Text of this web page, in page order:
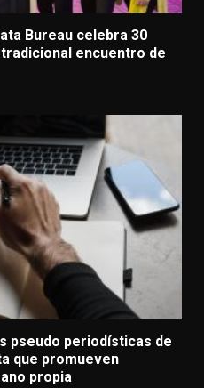
Bureau celebra 30
encuentro de
pseudo periodísticas de
que promueven
propia